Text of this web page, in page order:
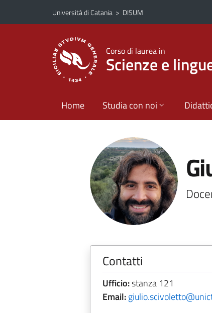
Vai al contenuto principale
Vai al menu di navigazione
Università di Catania > DISUM
Corso di laurea in
Scienze e
Home Studia con noi
Contatti
Ufficio:stanza 121
Email: